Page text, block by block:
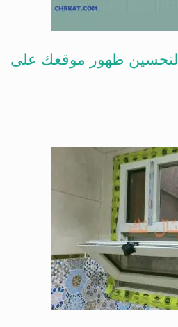
تقديم خدمات SEO لتحسين ظهور موقعك على